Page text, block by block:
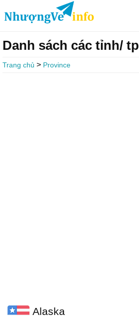
Danh sách các tỉnh/ tp
Trang chủ > Province
Alaska